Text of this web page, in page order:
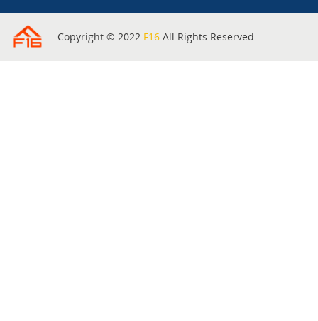
Copyright © 2022 F16 All Rights Reserved.